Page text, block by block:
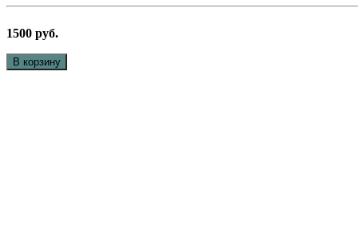
1500 руб.
В корзину